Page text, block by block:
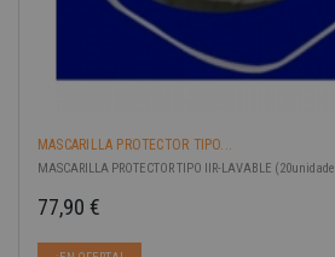
MASCARILLA PROTECTOR TIPO...
MASCARILLA PROTECTOR TIPO IIR-LAVABLE
77,90 €